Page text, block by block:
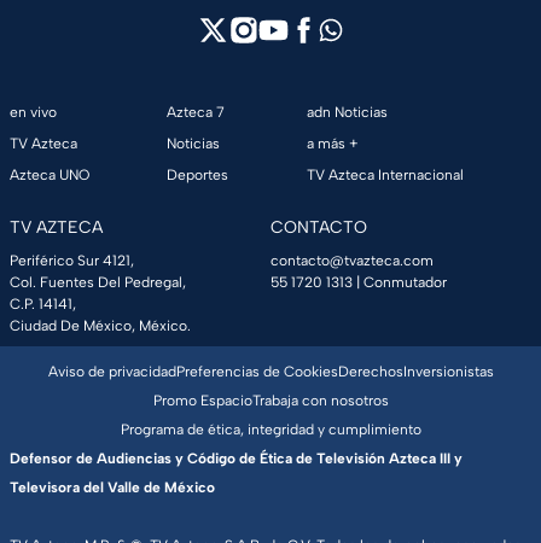
en vivo
TV Azteca
Azteca UNO
Azteca 7
Noticias
Deportes
adn Noticias
a más +
TV Azteca Internacional
TV AZTECA
Periférico Sur 4121,
Col. Fuentes Del Pedregal,
C.P. 14141,
Ciudad De México, México.
CONTACTO
contacto@tvazteca.com
55 1720 1313 | Conmutador
Aviso de privacidadPreferencias de CookiesDerechosInversionistas
Promo EspacioTrabaja con nosotros
Programa de ética, integridad y cumplimiento
Defensor de Audiencias y Código de Ética de Televisión Azteca III y
Televisora del Valle de México